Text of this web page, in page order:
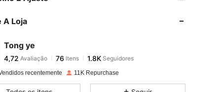
A Loja
Tong ye
4,72
4,72Avaliação
c***7pago1 dia atrás
recentemente 11K Repurchase